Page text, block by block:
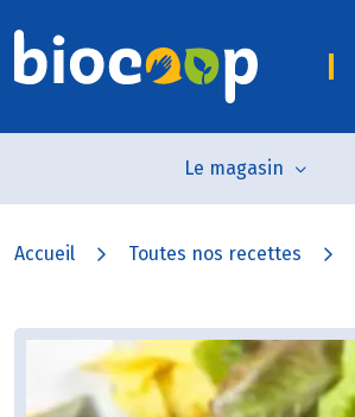
Le magasin
Accueil Toutes nos recettes